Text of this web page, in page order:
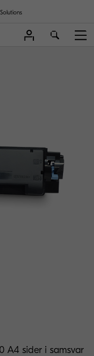
A4 sider i samsvar